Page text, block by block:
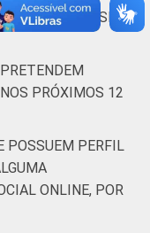
de
da
de
organizações
2022.
WEBSITE,
PRÓXIMOS 12
POSSUEM PERFIL
ONLINE, POR